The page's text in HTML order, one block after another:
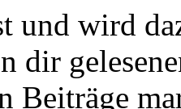
und wird
dir
Beiträge